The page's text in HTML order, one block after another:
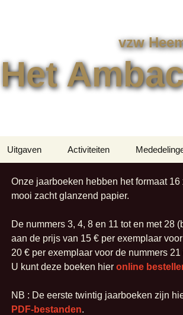
vzw
Het
Uitgaven
Jaarboeken
Overige uitgaven
Activiteiten
Uitstappen
Overige Activiteiten
Onze jaarboeken hebben het formaat
mooi zacht glanzend papier.
De nummers 3, 4, 8 en 11 tot en met 28
aan de prijs van 15 € per exemplaar
20 € per exemplaar voor de nummers
U kunt deze boeken hier online
NB : De eerste twintig jaarboeken zijn
PDF-bestanden.